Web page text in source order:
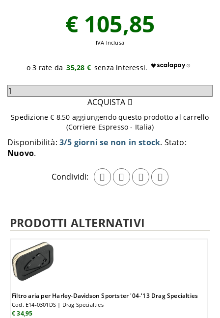
Disponibilità: 3/5 giorni se non in stock Stato:
Nuovo
Condividi:
€ 105,85
IVA Inclusa
35,28 €
Seleziona
aggiungere
carrello
ACQUISTA
Spedizione € 8,50 aggiungendo questo prodotto al carrello
(Corriere Espresso - Italia)
PRODOTTI ALTERNATIVI
Filtro aria per Harley-Davidson Sportster '04-'13 Drag Specialties
Cod. E14-0301DS | Drag Specialties
€ 34,95